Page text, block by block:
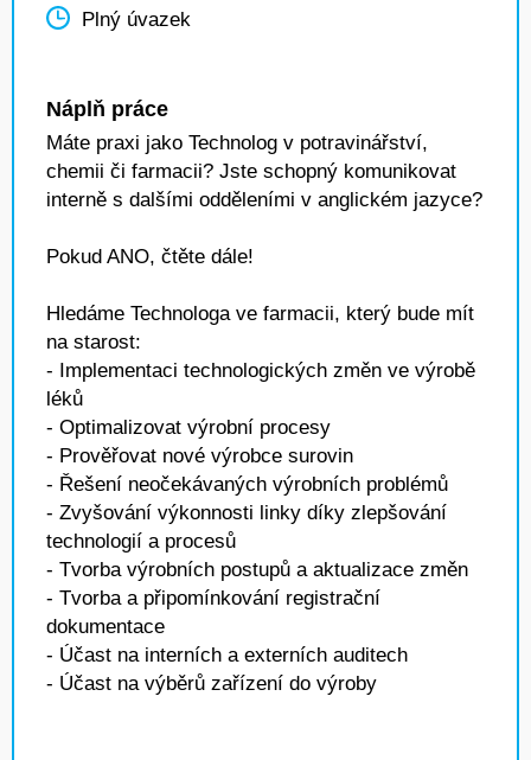
Plný úvazek
Náplň práce
Máte praxi jako Technolog v potravinářství,
chemii či farmacii? Jste schopný komunikovat
interně s dalšími odděleními v anglickém jazyce?
Pokud ANO, čtěte dále!
Hledáme Technologa ve farmacii, který bude mít
na starost:
- Implementaci technologických změn ve výrobě
léků
- Optimalizovat výrobní procesy
- Prověřovat nové výrobce surovin
- Řešení neočekávaných výrobních problémů
- Zvyšování výkonnosti linky díky zlepšování
technologií a procesů
- Tvorba výrobních postupů a aktualizace změn
- Tvorba a připomínkování registrační
dokumentace
- Účast na interních a externích auditech
- Účast na výběrů zařízení do výroby